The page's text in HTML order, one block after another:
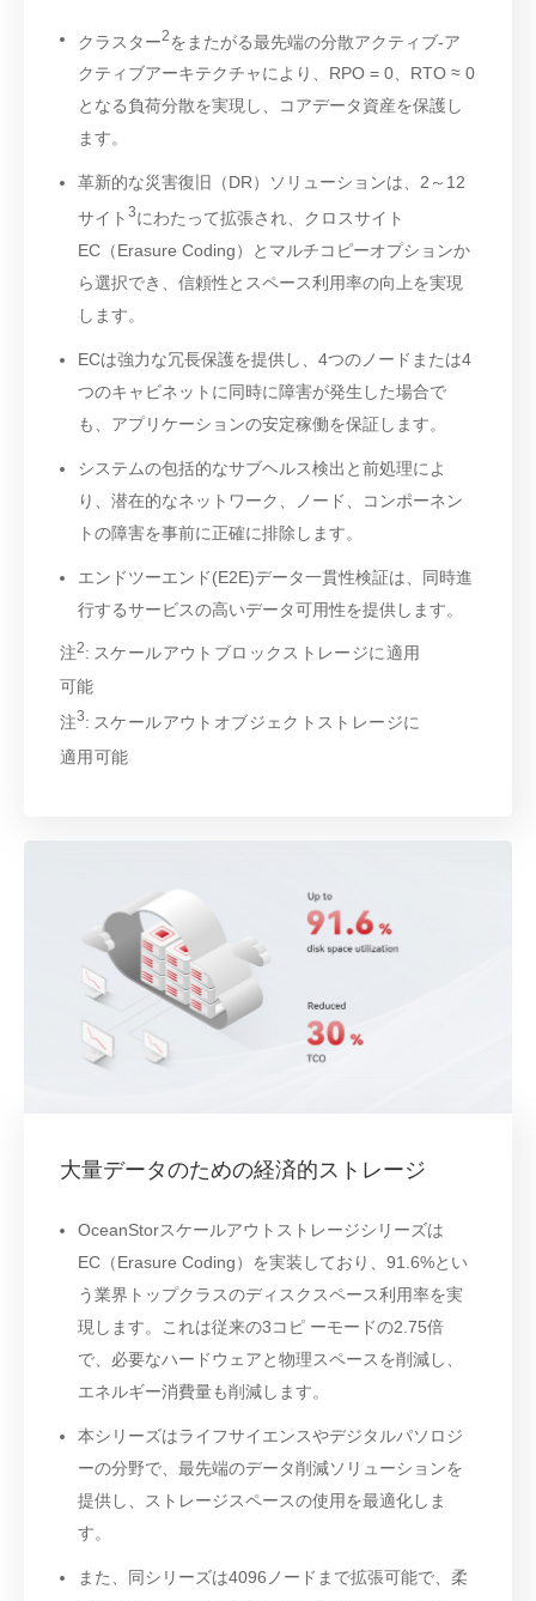
クラスター2をまたがる最先端の分散アクティブ-ア
クティブアーキテクチャにより、RPO = 0、RTO ≈ 0
となる負荷分散を実現し、コアデータ資産を保護し
ます。
革新的な災害復旧（DR）ソリューションは、2～12
サイト 3にわたって拡張され、クロスサイト
EC（Erasure Coding）とマルチコピーオプションか
ら選択でき、信頼性とスペース利用率の向上を実現
します。
ECは強力な冗長保護を提供し、4つのノードまたは4
つのキャビネットに同時に障害が発生した場合で
も、アプリケーションの安定稼働を保証します。
システムの包括的なサブヘルス検出と前処理によ
り、潜在的なネットワーク、ノード、コンポーネン
トの障害を事前に正確に排除します。
エンドツーエンド(E2E)データ一貫性検証は、同時進
行するサービスの高いデータ可用性を提供します。
注2: スケールアウトブロックストレージに適用
可能
注3: スケールアウトオブジェクトストレージに
適用可能
大量データのための経済的ストレージ
OceanStorスケールアウトストレージシリーズは
EC（Erasure Coding）を実装しており、91.6%とい
う業界トップクラスのディスクスペース利用率を実
現します。これは従来の3コピ ーモードの2.75倍
で、必要なハードウェアと物理スペースを削減し、
エネルギー消費量も削減します。
本シリーズはライフサイエンスやデジタルパソロジ
ーの分野で、最先端のデータ削減ソリューションを
提供し、ストレージスペースの使用を最適化しま
す。
また、同シリーズは4096ノードまで拡張可能で、柔